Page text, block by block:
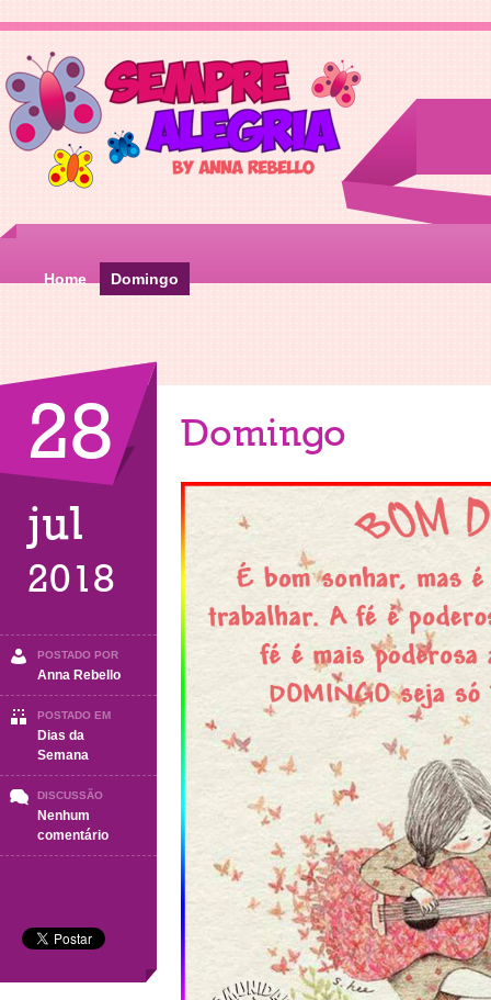
Home Domingo
28
jul
2018
POSTADO POR
Anna Rebello
POSTADO EM
Dias da
Semana
DISCUSSÃO
Nenhum
comentárioem
Domingo
Domingo